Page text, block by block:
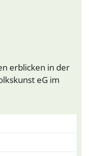
erblicken in der
eG im